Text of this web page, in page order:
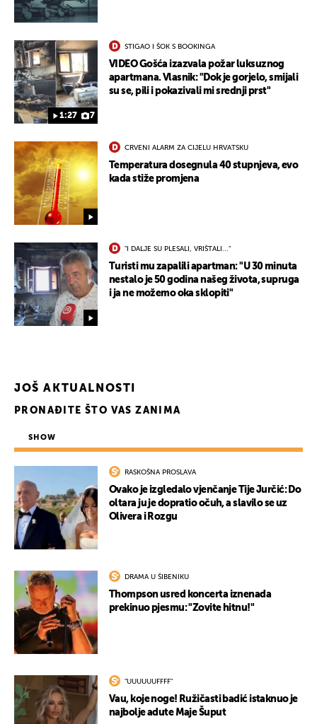
1:27 7
STIGAO I ŠOK S BOOKINGA
VIDEO Gošća izazvala požar luksuznog
apartmana. Vlasnik: "Dok je gorjelo, smijali
su se, pili i pokazivali mi srednji prst"
CRVENI ALARM ZA CIJELU HRVATSKU
Temperatura dosegnula 40 stupnjeva, evo
kada stiže promjena
"I DALJE SU PLESALI, VRIŠTALI..."
Turisti mu zapalili apartman: "U 30 minuta
nestalo je 50 godina našeg života, supruga
i ja ne možemo oka sklopiti"
JOŠ AKTUALNOSTI
PRONAĐITE ŠTO VAS ZANIMA
SHOW
RASKOŠNA PROSLAVA
Ovako je izgledalo vjenčanje Tije Jurčić: Do
oltara ju je dopratio očuh, a slavilo se uz
Olivera i Rozgu
DRAMA U ŠIBENIKU
Thompson usred koncerta iznenada
prekinuo pjesmu: "Zovite hitnu!"
"UUUUUUFFFF"
Vau, koje noge! Ružičasti badić istaknuo je
najbolje adute Maje Šuput
UKLJUČITE NOTIFIKACIJE